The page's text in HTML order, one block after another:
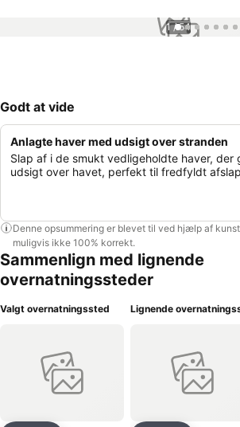
1 / 54
Godt at vide
Anlagte haver med udsigt over stranden
Slap af i de smukt vedligeholdte haver, der
udsigt over havet, perfekt til fredfyldt
Denne opsummering er blevet til ved hjælp af
muligvis ikke 100% korrekt.
Sammenlign med lignende
overnatningssteder
Valgt overnatningssted Lignende